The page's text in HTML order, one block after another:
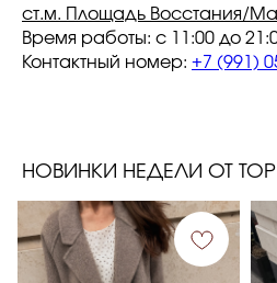
ст.м. Площадь Восстания/
Время работы: с 11:00 до
Контактный номер: +7 (991)
НОВИНКИ НЕДЕЛИ ОТ TOP